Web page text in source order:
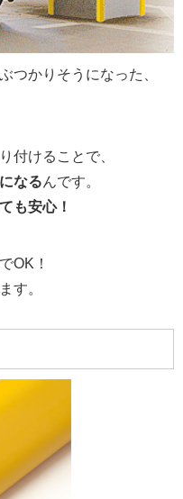
つかりそうになった、
付けることで、
なるんです。
も安心！
OK！
す。